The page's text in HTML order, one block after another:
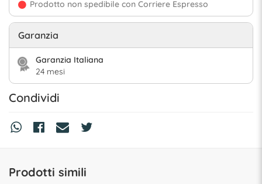
Prodotto non spedibile con Corriere Espresso
Garanzia
Garanzia Italiana
24 mesi
Condividi
Prodotti simili